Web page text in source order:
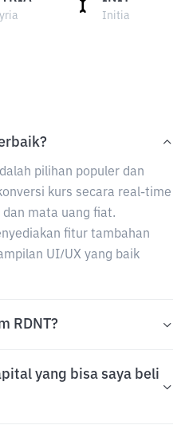
Initia
pilihan populer dan
kurs secara real-time
mata uang fiat.
fitur tambahan
UI/UX yang baik
RDNT?
yang bisa saya beli